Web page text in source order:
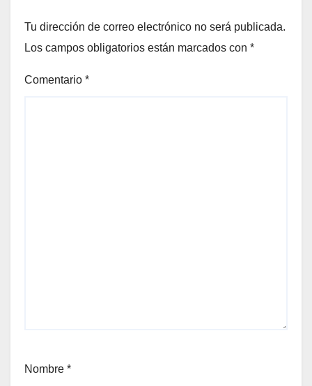
Tu dirección de correo electrónico no será publicada.
Los campos obligatorios están marcados con *
Comentario *
Nombre *